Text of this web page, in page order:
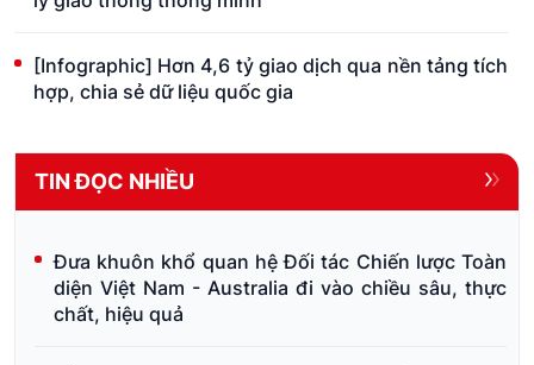
[Infographic] Hơn 4,6 tỷ giao dịch qua nền tảng tích
hợp, chia sẻ dữ liệu quốc gia
TIN ĐỌC NHIỀU
Đưa khuôn khổ quan hệ Đối tác Chiến lược Toàn
diện Việt Nam - Australia đi vào chiều sâu, thực
chất, hiệu quả